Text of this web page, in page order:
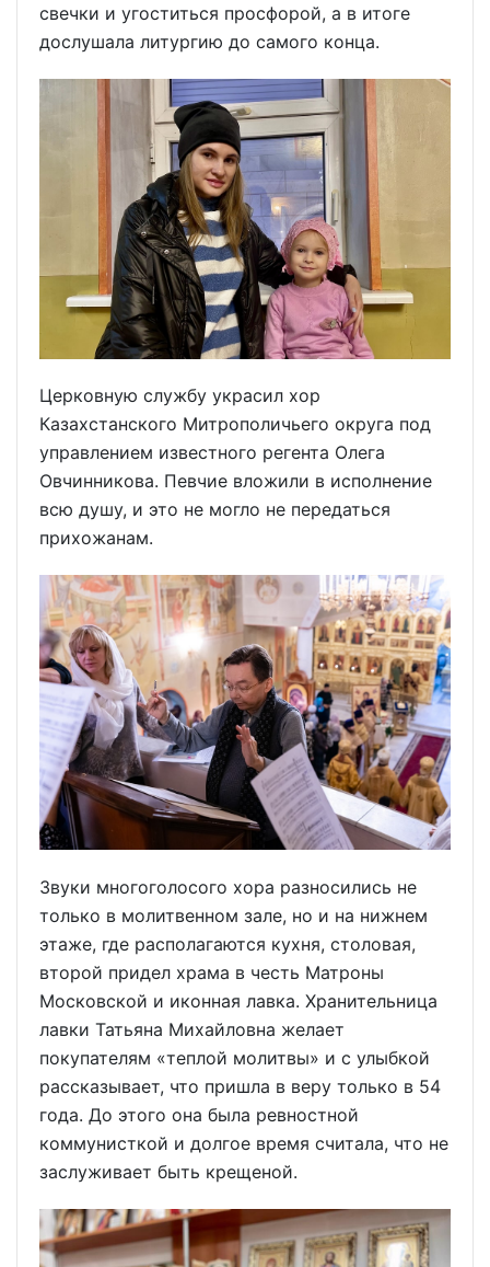
свечки и угоститься просфорой, а в итоге
дослушала литургию до самого конца.
Церковную службу украсил хор
Казахстанского Митрополичьего округа под
управлением известного регента Олега
Овчинникова. Певчие вложили в исполнение
всю душу, и это не могло не передаться
прихожанам.
Звуки многоголосого хора разносились не
только в молитвенном зале, но и на нижнем
этаже, где располагаются кухня, столовая,
второй придел храма в честь Матроны
Московской и иконная лавка. Хранительница
лавки Татьяна Михайловна желает
покупателям «теплой молитвы» и с улыбкой
рассказывает, что пришла в веру только в 54
года. До этого она была ревностной
коммунисткой и долгое время считала, что не
заслуживает быть крещеной.